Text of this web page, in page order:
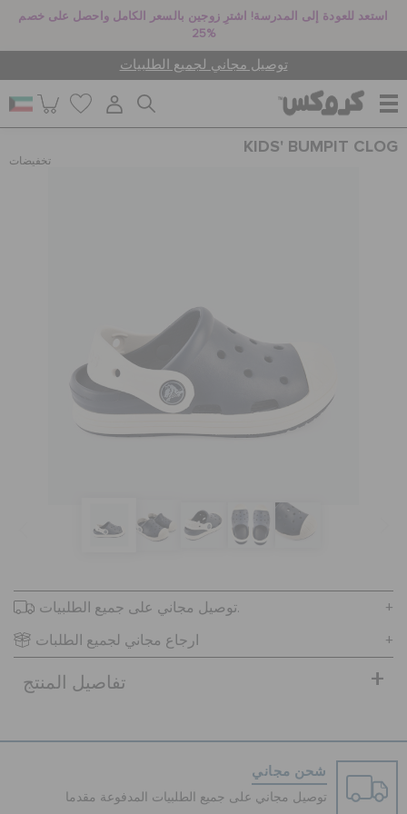
استعد للعودة إلى المدرسة! اشترِ زوجين بالسعر الكامل واحصل على خصم
25%
توصيل مجاني لجميع الطلبيات
جيبيتز تشارمز
كروكس لمكان العمل
تسجيل الدخول / اشتراك
حالة الطلبية
KIDS' BUMPIT CLOG
تخفيضات
توصيل مجاني على جميع الطلبيات.
ارجاع مجاني لجميع الطلبات
تفاصيل المنتج
شحن مجاني
توصيل مجاني على جميع الطلبيات المدفوعة مقدما